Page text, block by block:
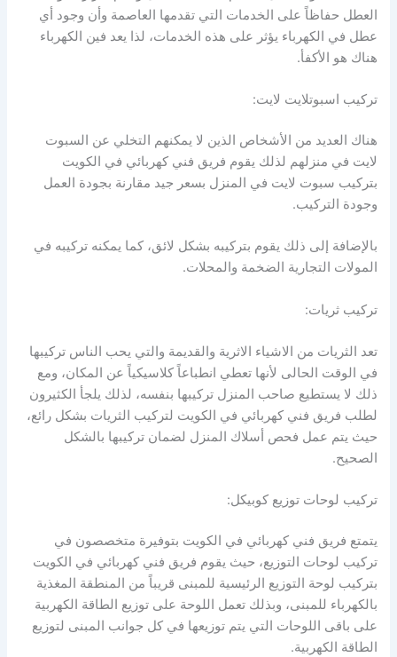
العطل حفاظاً على الخدمات التي تقدمها العاصمة وأن وجود أي
عطل في الكهرباء يؤثر على هذه الخدمات، لذا يعد فين الكهرباء
هناك هو الأكفأ.
تركيب اسبوتلايت لايت:
هناك العديد من الأشخاص الذين لا يمكنهم التخلي عن السبوت
لايت في منزلهم لذلك يقوم فريق فني كهربائي في الكويت
بتركيب سبوت لايت في المنزل بسعر جيد مقارنة بجودة العمل
وجودة التركيب.
بالإضافة إلى ذلك يقوم بتركيبه بشكل لائق، كما يمكنه تركيبه في
المولات التجارية الضخمة والمحلات.
تركيب ثريات:
تعد الثريات من الاشياء الاثرية والقديمة والتي يحب الناس تركيبها
في الوقت الحالى لأنها تعطي انطباعاً كلاسيكياً عن المكان، ومع
ذلك لا يستطيع صاحب المنزل تركيبها بنفسه، لذلك يلجأ الكثيرون
لطلب فريق فني كهربائي في الكويت لتركيب الثريات بشكل رائع،
حيث يتم عمل فحص أسلاك المنزل لضمان تركيبها بالشكل
الصحيح.
تركيب لوحات توزيع كوبيكل:
يتمتع فريق فني كهربائي في الكويت بتوفيرة متخصصون في
تركيب لوحات التوزيع، حيث يقوم فريق فني كهربائي في الكويت
بتركيب لوحة التوزيع الرئيسية للمبنى قريباً من المنطقة المغذية
بالكهرباء للمبنى، وبذلك تعمل اللوحة على توزيع الطاقة الكهربية
على باقى اللوحات التي يتم توزيعها في كل جوانب المبنى لتوزيع
الطاقة الكهربية.